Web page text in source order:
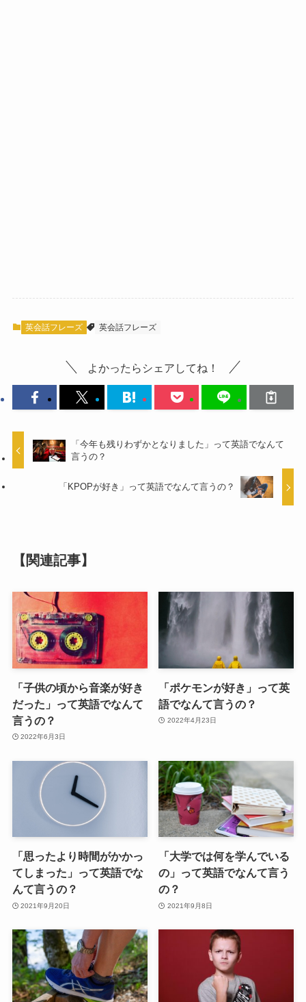
英会話フレーズ 英会話フレーズ
よかったらシェアしてね！
「今年も残りわずかとなりました」って英語でなんて
言うの？
「KPOPが好き」って英語でなんて言うの？
【関連記事】
「子供の頃から音楽が好き
だった」って英語でなんて
言うの？
2022年6月3日
「ポケモンが好き」って英
語でなんて言うの？
2022年4月23日
「思ったより時間がかかっ
てしまった」って英語でな
んて言うの？
2021年9月20日
「大学では何を学んでいる
の」って英語でなんて言う
の？
2021年9月8日